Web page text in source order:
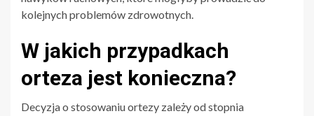
kolejnych problemów zdrowotnych.
W jakich przypadkach
orteza jest konieczna?
Decyzja o stosowaniu ortezy zależy od stopnia